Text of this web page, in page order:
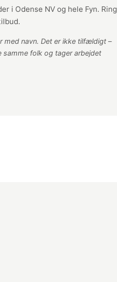
i Odense NV og hele Fyn. Ring
med navn. Det er ikke tilfældigt –
samme folk og tager arbejdet